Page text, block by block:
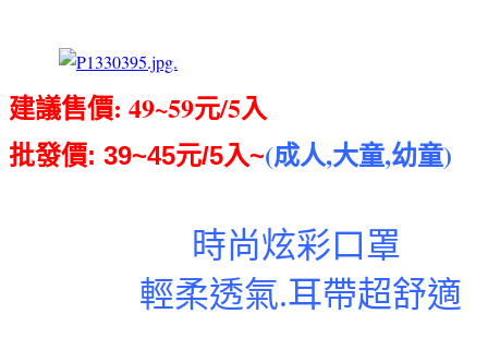
建議售價: 49~59元/5入
批發價: 39~45元/5入~(成人,大童,幼童)
時尚炫彩口罩
輕柔透氣.耳帶超舒適